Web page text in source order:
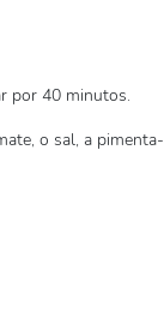
por 40 minutos.
o sal, a pimenta-